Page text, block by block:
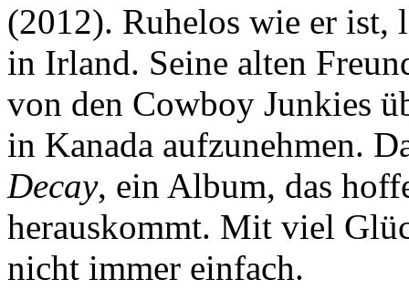
(2012). Ruhelos wie er ist,
in Irland. Seine alten
von den Cowboy Junkies
in Kanada aufzunehmen.
Decay, ein Album, das
herauskommt. Mit viel
nicht immer einfach.